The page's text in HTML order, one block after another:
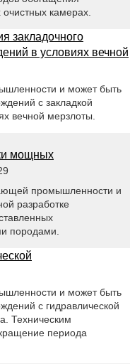
камерах.
закладочного
в условиях вечной
и может быть
с закладкой
вечной мерзлоты.
мощных
промышленности и
разработке
породами.
и может быть
с гидравлической
Техническим
периода